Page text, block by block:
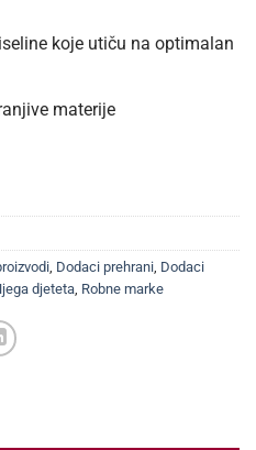
koje utiču na optimalan
materije
Dodaci prehrani Dodaci
djeteta Robne marke